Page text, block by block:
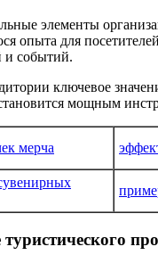
элементы
опыта для
и событий.
ключевое
мощным
мерча